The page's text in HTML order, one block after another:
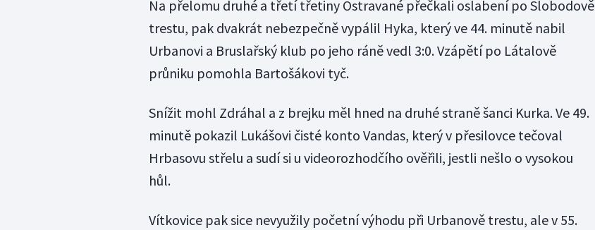
Na přelomu druhé a třetí třetiny Ostravané přečkali oslabení po Slobodově
trestu, pak dvakrát nebezpečně vypálil Hyka, který ve 44. minutě nabil
Urbanovi a Bruslařský klub po jeho ráně vedl 3:0. Vzápětí po Látalově
průniku pomohla Bartošákovi tyč.
Snížit mohl Zdráhal a z brejku měl hned na druhé straně šanci Kurka. Ve 49.
minutě pokazil Lukášovi čisté konto Vandas, který v přesilovce tečoval
Hrbasovu střelu a sudí si u videorozhodčího ověřili, jestli nešlo o vysokou
hůl.
Vítkovice pak sice nevyužily početní výhodu při Urbanově trestu, ale v 55.